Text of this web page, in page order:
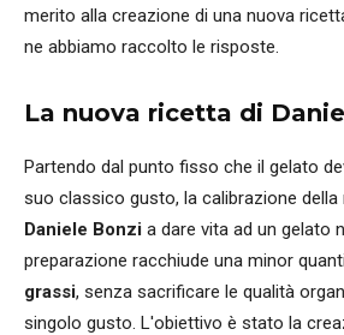
merito alla creazione di una nuova
ne abbiamo raccolto le risposte.
La nuova ricetta di
Partendo dal punto fisso che il gelato
suo classico gusto, la calibrazione
Daniele Bonzi a dare vita ad un gelato
preparazione racchiude una minor
grassi, senza sacrificare le qualità
singolo gusto. L'obiettivo è stato la